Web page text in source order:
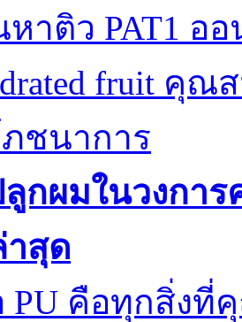
าติว PAT1 อ
fruit คุ
ชนาการ
กผมในวงกา
สุด
PU คือทุกสิ่งที่